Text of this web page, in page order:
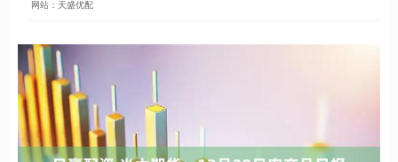
网站：天盛优配